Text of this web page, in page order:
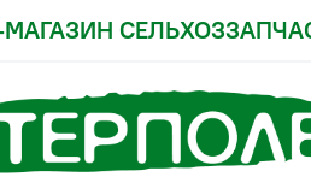
80-4605021 (80-
4605021-А2)